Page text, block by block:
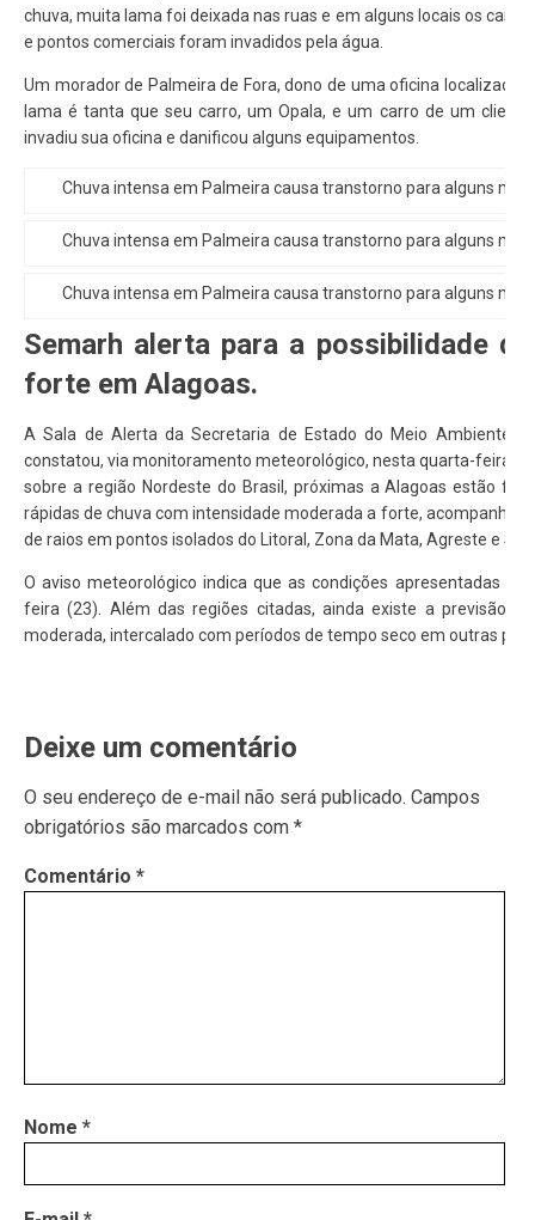
chuva, muita lama foi deixada nas ruas e em alguns locais os
e pontos comerciais foram invadidos pela água.
Um morador de Palmeira de Fora, dono de uma oficina localizada
lama é tanta que seu carro, um Opala, e um carro de um
invadiu sua oficina e danificou alguns equipamentos.
Chuva intensa em Palmeira causa transtorno para alguns
Chuva intensa em Palmeira causa transtorno para alguns
Chuva intensa em Palmeira causa transtorno para alguns
Semarh alerta para a possibilidade
forte em Alagoas.
A Sala de Alerta da Secretaria de Estado do Meio Ambiente e
constatou, via monitoramento meteorológico, nesta quarta-feira
sobre a região Nordeste do Brasil, próximas a Alagoas estão
rápidas de chuva com intensidade moderada a forte,
de raios em pontos isolados do Litoral, Zona da Mata, Agreste e
O aviso meteorológico indica que as condições apresentadas
feira (23). Além das regiões citadas, ainda existe a previsão
moderada, intercalado com períodos de tempo seco em outras
Deixe um comentário
O seu endereço de e-mail não será publicado. Campos
obrigatórios são marcados com *
Comentário *
Nome *